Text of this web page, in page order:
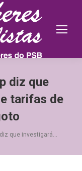
diz que
tarifas de
que investigará…